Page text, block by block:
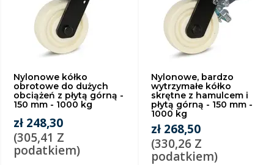
Nylonowe kółko
obrotowe do dużych
obciążeń z płytą górną -
150 mm - 1000 kg
zł 248,30
(305,41 Z
podatkiem)
Nylonowe, bardzo
wytrzymałe kółko
skrętne z hamulcem i
płytą górną - 150 mm -
1000 kg
zł 268,50
(330,26 Z
podatkiem)